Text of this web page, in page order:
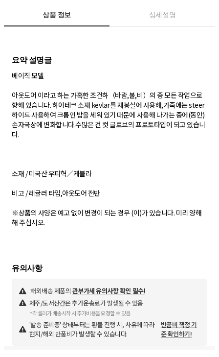
상품 정보 상세설명
요약 설명글
베이직 모델
아웃도어 이라고 하는 가혹한 조건하（바람,불,비）의 중 모든 작업으로
향해 있습니다. 하이테크 소재 kevlar를 재봉실에 사용해,가죽에는 steer
하이드 사용하여 크롬인 밥을 세워 있기 때문에 사용해 나가는 중에(동안)
손자국상에 변화합니다.수많은 건 컷 글로브의 프로토타입이 되고 있습니
다.
소재 / 미국산 우피혁／케블라
비고 / 레귤러 타입,아웃도어 전반
※상품의 사양은 예고 없이 변경이 되는 경우 (이)가 있습니다. 미리 양해
해 주십시오.
유의사항
해외배송 제품의 관부가세 유의사항 확인 필수!
제주/도서산간은 추가운송료가 발생될 수 있음
*각 셀러가 배송시작 시 추가비용을 요청할 수 있음
'발송 준비중' 상태부터는 환불 진행 시, 사유에 따라
현지/해외 반품비가 발생할 수 있습니다.
반품비 책정 기
준 확인하기!